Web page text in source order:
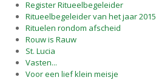
Register Ritueelbegeleider
Ritueelbegeleider van het jaar 2015
Rituelen rondom afscheid
Rouw is Rauw
St. Lucia
Vasten...
Voor een lief klein meisje